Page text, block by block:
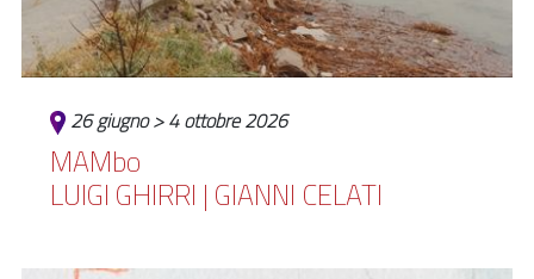
26 giugno > 4 ottobre 2026
MAMbo
LUIGI GHIRRI | GIANNI CELATI